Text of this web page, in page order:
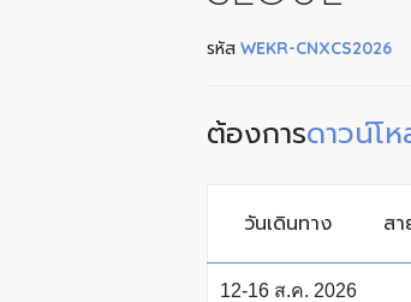
รหัส WEKR-CNXCS2026
ต้องการดาวน์โ
วันเดินทาง สา
12-16 ส.ค. 2026